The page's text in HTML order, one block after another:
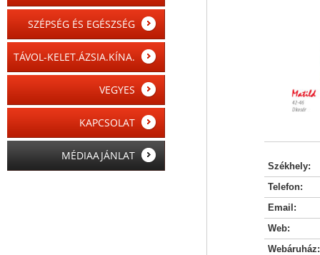
Székhely:
Telefon:
Email:
Web:
Webáruház:
SZÉPSÉG ÉS EGÉSZSÉG
TÁVOL-KELET.ÁZSIA.KÍNA.
VEGYES
KAPCSOLAT
MÉDIAAJÁNLAT